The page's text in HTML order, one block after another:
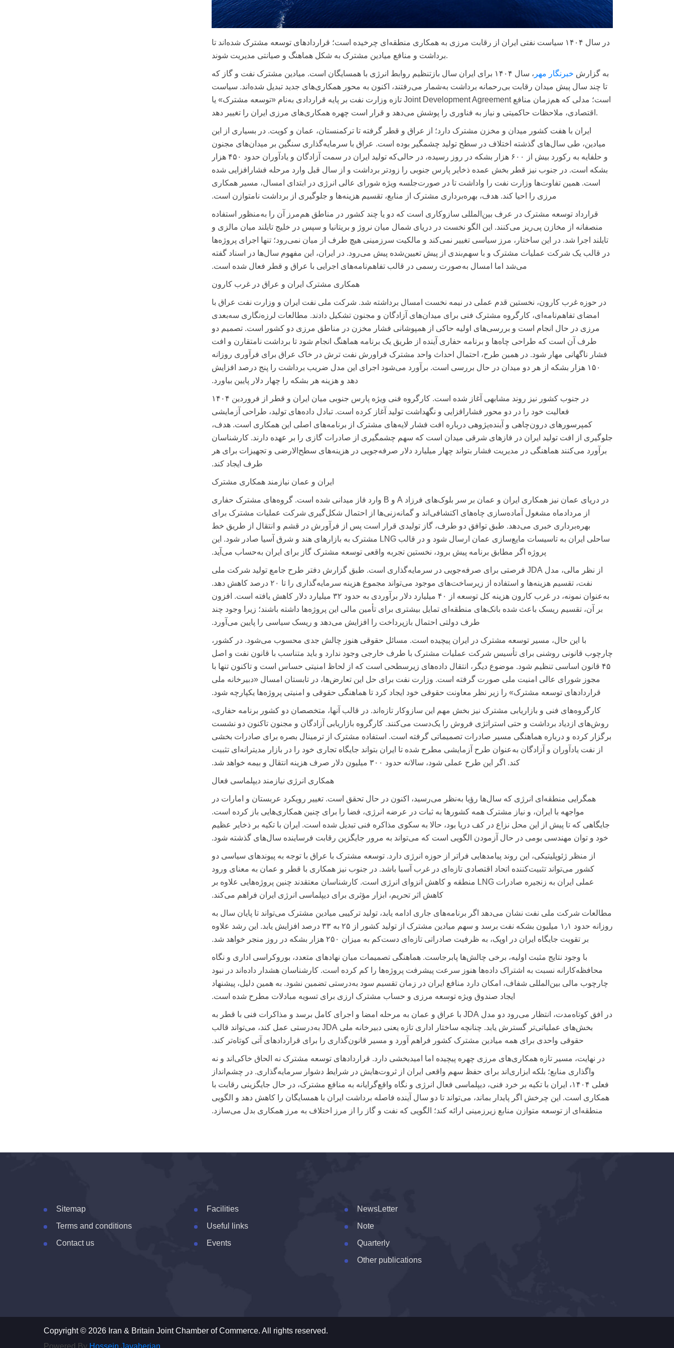
در سال ۱۴۰۴ سیاست نفتی ایران از رقابت مرزی به همکاری منطقه‌ای چرخیده است؛ قراردادهای توسعه مشترک شده‌اند تا
برداشت و منافع میادین مشترک به شکل هماهنگ و صیانتی مدیریت شوند.
به گزارش خبرنگار مهر
، سال ۱۴۰۴ برای ایران سال بازتنظیم روابط انرژی با همسایگان است. میادین مشترک نفت و گاز که
تا چند سال پیش میدان رقابت بی‌رحمانه برداشت به‌شمار می‌رفتند، اکنون به محور همکاری‌های جدید تبدیل شده‌اند. سیاست
تازه وزارت نفت بر پایه قراردادی به‌نام «توسعه مشترک» یا Joint Development Agreement است؛ مدلی که هم‌زمان منافع
اقتصادی، ملاحظات حاکمیتی و نیاز به فناوری را پوشش می‌دهد و قرار است چهره همکاری‌های مرزی ایران را تغییر دهد.
ایران با هفت کشور میدان و مخزن مشترک دارد؛ از عراق و قطر گرفته تا ترکمنستان، عمان و کویت. در بسیاری از این
میادین، طی سال‌های گذشته اختلاف در سطح تولید چشمگیر بوده است. عراق با سرمایه‌گذاری سنگین بر میدان‌های مجنون
و حلفایه
به رکورد بیش از ۶۰۰ هزار بشکه در روز رسیده، در حالی‌که تولید ایران در سمت آزادگان و یادآوران حدود ۴۵۰ هزار
بشکه است. در جنوب نیز قطر بخش عمده ذخایر پارس جنوبی را زودتر برداشت و از سال قبل وارد مرحله فشارافزایی شده
است. همین تفاوت‌ها وزارت نفت را واداشت تا در صورت‌جلسه ویژه شورای عالی انرژی در ابتدای امسال، مسیر همکاری
مرزی را احیا کند. هدف، بهره‌برداری مشترک از منابع، تقسیم هزینه‌ها و جلوگیری از برداشت نامتوازن است.
قرارداد توسعه مشترک در عرف بین‌المللی سازوکاری است که دو یا چند کشور در مناطق هم‌مرز آن را به‌منظور استفاده
منصفانه از مخازن پی‌ریز می‌کنند. این الگو نخست در دریای شمال میان نروژ و بریتانیا و سپس در خلیج تایلند میان مالزی و
تایلند اجرا شد. در این ساختار، مرز سیاسی تغییر نمی‌کند و مالکیت سرزمینی هیچ طرف از میان نمی‌رود؛ تنها اجرای پروژه‌ها
در قالب یک شرکت عملیات مشترک و با سهم‌بندی از پیش تعیین‌شده پیش می‌رود. در ایران، این مفهوم سال‌ها در اسناد گفته
می‌شد اما امسال به‌صورت رسمی در قالب تفاهم‌نامه‌های اجرایی با عراق و قطر فعال شده است.
همکاری مشترک ایران و عراق در غرب کارون
در حوزه غرب کارون، نخستین قدم عملی در نیمه نخست امسال برداشته شد. شرکت ملی نفت ایران و وزارت نفت عراق با
امضای تفاهم‌نامه‌ای، کارگروه مشترک فنی برای میدان‌های آزادگان و مجنون تشکیل دادند. مطالعات لرزه‌نگاری سه‌بعدی
مرزی در حال انجام است و بررسی‌های اولیه حاکی از همپوشانی فشار مخزن در مناطق مرزی دو کشور است. تصمیم دو
طرف آن است که طراحی چاه‌ها و برنامه حفاری آینده از طریق یک برنامه هماهنگ انجام شود تا برداشت نامتقارن و افت
فشار ناگهانی مهار شود. در همین طرح، احتمال احداث واحد مشترک فراورش نفت ترش در خاک عراق برای فرآوری روزانه
۱۵۰ هزار بشکه از هر دو میدان در حال بررسی است. برآورد می‌شود اجرای این مدل ضریب برداشت را پنج درصد افزایش
دهد و هزینه هر بشکه را چهار دلار پایین بیاورد.
در جنوب کشور نیز روند مشابهی آغاز شده است. کارگروه فنی ویژه پارس جنوبی میان ایران و قطر از فروردین ۱۴۰۴
فعالیت خود را در دو محور فشارافزایی و نگهداشت تولید آغاز کرده است. تبادل داده‌های تولید، طراحی آزمایشی
کمپرسورهای درون‌چاهی و آینده‌پژوهی درباره افت فشار لایه‌های مشترک از برنامه‌های اصلی این همکاری است. هدف،
جلوگیری از افت تولید ایران در فازهای شرقی میدان است که سهم چشمگیری از صادرات گازی را بر عهده دارند. کارشناسان
برآورد می‌کنند هماهنگی در مدیریت فشار بتواند چهار میلیارد دلار صرفه‌جویی در هزینه‌های سطح‌الارضی و تجهیزات برای هر
طرف ایجاد کند.
ایران و عمان نیازمند همکاری مشترک
در دریای عمان نیز همکاری ایران و عمان بر سر بلوک‌های فرزاد A و B وارد فاز میدانی شده است. گروه‌های مشترک حفاری
از مردادماه مشغول آماده‌سازی چاه‌های اکتشافی‌اند و گمانه‌زنی‌ها از احتمال شکل‌گیری شرکت عملیات مشترک برای
بهره‌برداری خبری می‌دهد. طبق توافق دو طرف، گاز تولیدی قرار است پس از فرآورش در قشم و انتقال از طریق خط
ساحلی ایران به تاسیسات مایع‌سازی عمان ارسال شود و در قالب LNG مشترک به بازارهای هند و شرق آسیا صادر شود. این
پروژه اگر مطابق برنامه پیش برود، نخستین تجربه واقعی توسعه مشترک گاز برای ایران به‌حساب می‌آید.
از نظر مالی، مدل JDA فرصتی برای صرفه‌جویی در سرمایه‌گذاری است. طبق گزارش دفتر طرح جامع تولید شرکت ملی
نفت، تقسیم هزینه‌ها و استفاده از زیرساخت‌های موجود می‌تواند مجموع هزینه سرمایه‌گذاری را تا ۲۰ درصد کاهش دهد.
به‌عنوان نمونه، در غرب کارون هزینه کل توسعه از ۴۰ میلیارد دلار برآوردی به حدود ۳۲ میلیارد دلار کاهش یافته است. افزون
بر آن، تقسیم ریسک باعث شده بانک‌های منطقه‌ای تمایل بیشتری برای تأمین مالی این پروژه‌ها داشته باشند؛ زیرا وجود چند
طرف دولتی احتمال بازپرداخت را افزایش می‌دهد و ریسک سیاسی را پایین می‌آورد.
با این حال، مسیر توسعه مشترک در ایران پیچیده است. مسائل حقوقی هنوز چالش جدی محسوب می‌شود. در کشور،
چارچوب قانونی روشنی برای تأسیس شرکت عملیات مشترک با طرف خارجی وجود ندارد و باید متناسب با قانون نفت و اصل
۴۵ قانون اساسی تنظیم شود. موضوع دیگر، انتقال داده‌های زیرسطحی است که از لحاظ امنیتی حساس است و تاکنون تنها با
مجوز شورای عالی امنیت ملی صورت گرفته است. وزارت نفت برای حل این تعارض‌ها، در تابستان امسال «دبیرخانه ملی
قراردادهای توسعه مشترک» را زیر نظر معاونت حقوقی خود ایجاد کرد تا هماهنگی حقوقی و امنیتی پروژه‌ها یکپارچه شود.
کارگروه‌های فنی و بازاریابی مشترک نیز بخش مهم این سازوکار تازه‌اند. در قالب آنها، متخصصان دو کشور برنامه حفاری،
روش‌های ازدیاد برداشت و حتی استراتژی فروش را یک‌دست می‌کنند. کارگروه بازاریابی آزادگان و مجنون تاکنون دو نشست
برگزار کرده و درباره هماهنگی مسیر صادرات تصمیماتی گرفته است. استفاده مشترک از ترمینال بصره برای صادرات بخشی
از نفت یادآوران و آزادگان به‌عنوان طرح آزمایشی مطرح شده تا ایران بتواند جایگاه تجاری خود را در بازار مدیترانه‌ای تثبیت
کند. اگر این طرح عملی شود، سالانه حدود ۳۰۰ میلیون دلار صرف هزینه انتقال و بیمه خواهد شد.
همکاری انرژی نیازمند دیپلماسی فعال
همگرایی منطقه‌ای انرژی که سال‌ها رؤیا به‌نظر می‌رسید، اکنون در حال تحقق است. تغییر رویکرد عربستان و امارات در
مواجهه با ایران، و نیاز مشترک همه کشورها به ثبات در عرضه انرژی، فضا را برای چنین همکاری‌هایی باز کرده است.
جایگاهی که تا پیش از این محل نزاع در کف دریا بود، حالا به سکوی مذاکره فنی تبدیل شده است. ایران با تکیه بر ذخایر عظیم
خود و توان مهندسی بومی در حال آزمودن الگویی است که می‌تواند به مرور جایگزین رقابت فرساینده سال‌های گذشته شود.
از منظر ژئوپلیتیکی، این روند پیامدهایی فراتر از حوزه انرژی دارد. توسعه مشترک با عراق با توجه به پیوندهای سیاسی دو
کشور می‌تواند تثبیت‌کننده اتحاد اقتصادی تازه‌ای در غرب آسیا باشد. در جنوب نیز همکاری با قطر و عمان به معنای ورود
عملی ایران به زنجیره صادرات LNG منطقه و کاهش انزوای انرژی است. کارشناسان معتقدند چنین پروژه‌هایی علاوه بر
کاهش اثر تحریم، ابزار مؤثری برای دیپلماسی انرژی ایران فراهم می‌کند.
مطالعات شرکت ملی نفت نشان می‌دهد اگر برنامه‌های جاری ادامه یابد، تولید ترکیبی میادین مشترک می‌تواند تا پایان سال به
روزانه حدود ۱٫۱ میلیون بشکه نفت برسد و سهم میادین مشترک از تولید کشور از ۲۵ به ۳۳ درصد افزایش یابد. این رشد علاوه
بر تقویت جایگاه ایران در اوپک، به ظرفیت صادراتی تازه‌ای دست‌کم به میزان ۲۵۰ هزار بشکه در روز منجر خواهد شد.
با وجود نتایج مثبت اولیه، برخی چالش‌ها پابرجاست. هماهنگی تصمیمات میان نهادهای متعدد، بوروکراسی اداری و نگاه
محافظه‌کارانه نسبت به اشتراک داده‌ها هنوز سرعت پیشرفت پروژه‌ها را کم کرده است. کارشناسان هشدار داده‌اند در نبود
چارچوب مالی بین‌المللی شفاف، امکان دارد منافع ایران در زمان تقسیم سود به‌درستی تضمین نشود. به همین دلیل، پیشنهاد
ایجاد صندوق ویژه توسعه مرزی و حساب مشترک ارزی برای تسویه مبادلات مطرح شده است.
در افق کوتاه‌مدت، انتظار می‌رود دو مدل JDA با عراق و عمان به مرحله امضا و اجرای کامل برسد و مذاکرات فنی با قطر به
بخش‌های عملیاتی‌تر گسترش یابد. چنانچه ساختار اداری تازه یعنی دبیرخانه ملی JDA به‌درستی عمل کند، می‌تواند قالب
حقوقی واحدی برای همه میادین مشترک کشور فراهم آورد و مسیر قانون‌گذاری را برای قراردادهای آتی کوتاه‌تر کند.
در نهایت، مسیر تازه همکاری‌های مرزی چهره پیچیده اما امیدبخشی دارد. قراردادهای توسعه مشترک نه الحاق خاکی‌اند و نه
واگذاری منابع؛ بلکه ابزاری‌اند برای حفظ سهم واقعی ایران از ثروت‌هایش در شرایط دشوار سرمایه‌گذاری. در چشم‌انداز
فعلی ۱۴۰۴، ایران با تکیه بر خرد فنی، دیپلماسی فعال انرژی و نگاه واقع‌گرایانه به منافع مشترک، در حال جایگزینی رقابت با
همکاری است. این چرخش اگر پایدار بماند، می‌تواند تا دو سال آینده فاصله برداشت ایران با همسایگان را کاهش دهد و الگویی
منطقه‌ای از توسعه متوازن منابع زیرزمینی ارائه کند؛ الگویی که نفت و گاز را از مرز اختلاف به مرز همکاری بدل می‌سازد.
Sitemap
Terms and conditions
Contact us
Facilities
Useful links
Events
NewsLetter
Note
Quarterly
Other publications
Copyright © 2026 Iran & Britain Joint Chamber of Commerce. All rights reserved.
Powered By Hossein Javaherian